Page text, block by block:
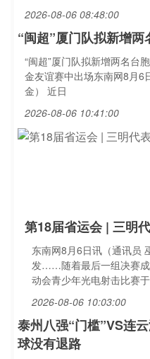
2026-08-06 08:48:00
“闽超”厦门队拟新增两
“闽超”厦门队拟新增两名台
金友谊赛中出场东南网8月6
金） 近日
2026-08-06 10:41:00
第18届省运会 | 三明
东南网8月6日讯（通讯员
发……随着最后一组决赛成
动会青少年光电射击比赛
2026-08-06 10:03:00
泰州八强“门槛”VS连
球没有退路